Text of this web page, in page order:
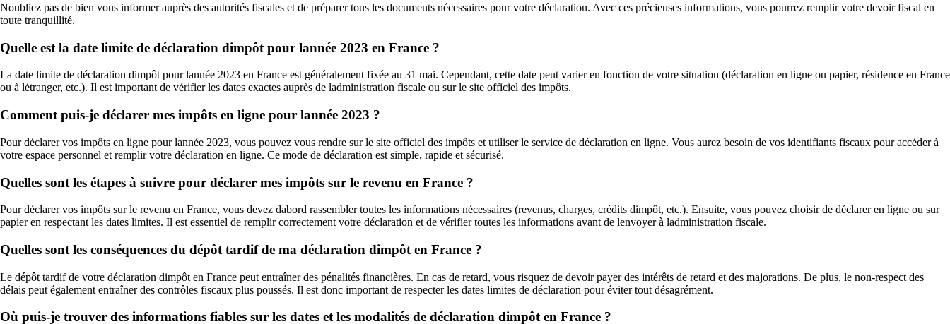
Noubliez pas de bien vous informer auprès des autorités fiscales et de préparer tous les documents nécessaires pour votre déclaration. Avec ces précieuses informations, vous pourrez remplir votre devoir fiscal en
toute tranquillité.
Quelle est la date limite de déclaration dimpôt pour lannée 2023 en France ?
La date limite de déclaration dimpôt pour lannée 2023 en France est généralement fixée au 31 mai. Cependant, cette date peut varier en fonction de votre situation (déclaration en ligne ou papier, résidence en France
ou à létranger, etc.). Il est important de vérifier les dates exactes auprès de ladministration fiscale ou sur le site officiel des impôts.
Comment puis-je déclarer mes impôts en ligne pour lannée 2023 ?
Pour déclarer vos impôts en ligne pour lannée 2023, vous pouvez vous rendre sur le site officiel des impôts et utiliser le service de déclaration en ligne. Vous aurez besoin de vos identifiants fiscaux pour accéder à
votre espace personnel et remplir votre déclaration en ligne. Ce mode de déclaration est simple, rapide et sécurisé.
Quelles sont les étapes à suivre pour déclarer mes impôts sur le revenu en France ?
Pour déclarer vos impôts sur le revenu en France, vous devez dabord rassembler toutes les informations nécessaires (revenus, charges, crédits dimpôt, etc.). Ensuite, vous pouvez choisir de déclarer en ligne ou sur
papier en respectant les dates limites. Il est essentiel de remplir correctement votre déclaration et de vérifier toutes les informations avant de lenvoyer à ladministration fiscale.
Quelles sont les conséquences du dépôt tardif de ma déclaration dimpôt en France ?
Le dépôt tardif de votre déclaration dimpôt en France peut entraîner des pénalités financières. En cas de retard, vous risquez de devoir payer des intérêts de retard et des majorations. De plus, le non-respect des
délais peut également entraîner des contrôles fiscaux plus poussés. Il est donc important de respecter les dates limites de déclaration pour éviter tout désagrément.
Où puis-je trouver des informations fiables sur les dates et les modalités de déclaration dimpôt en France ?